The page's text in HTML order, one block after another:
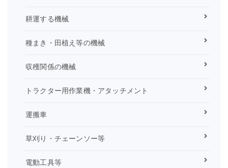
耕運する機械
種まき・田植え等の機械
収穫関係の機械
トラクター用作業機・アタッチメント
運搬車
草刈り・チェーンソー等
電動工具等